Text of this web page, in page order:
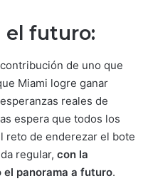
el futuro:
de uno que
Miami logre ganar
reales de
espera que todos los
reto de enderezar el bote
regular, con la
el panorama a futuro.